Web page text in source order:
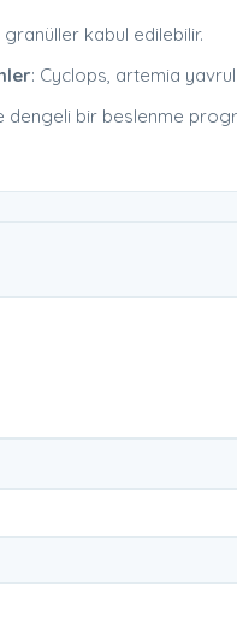
kabul edilebilir.
: Cyclops, artemia
dengeli bir beslenme